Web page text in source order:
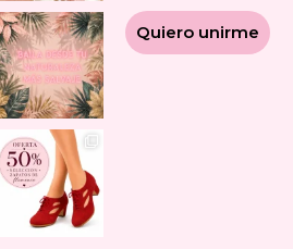
Quiero unirme